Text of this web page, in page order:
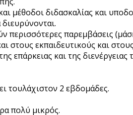
διδασκαλίας και
παρεμβάσεις
στους εκπαιδευτικούς και
επάρκειας και της διενέργειας
τουλάχιστον 2 εβδομάδες.
πολύ μικρός.